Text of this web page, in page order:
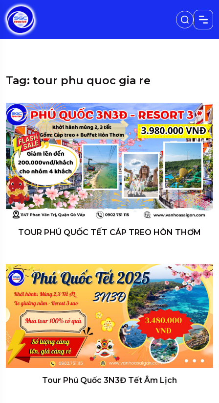
Tag: tour phu quoc gia re
TOUR PHÚ QUỐC TẾT CÁP TREO HÒN THƠM
Tour Phú Quốc 3N3Đ Tết Âm Lịch